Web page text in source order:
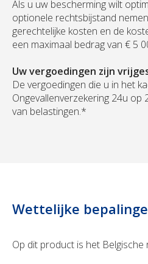
Als u uw bescherming wilt
optionele rechtsbijstand
gerechtelijke kosten en de
een maximaal bedrag van € 5
Uw vergoedingen zijn
De vergoedingen die u in het
Ongevallenverzekering 24u op
van belastingen.*
Wettelijke
Op dit product is het Belgische